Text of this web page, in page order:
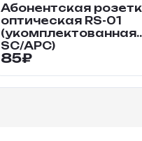
Абонентская
оптическая RS-01
(укомплектованная
SC/APC)
85₽